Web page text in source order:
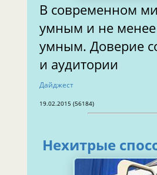
В современном мире важно быть
умным и не менее важно,
умным. Доверие
и аудитории
Дайджест
19.02.2015 (56184)